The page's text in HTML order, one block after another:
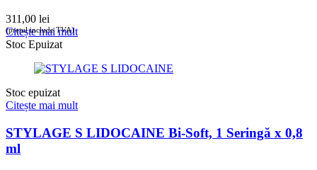
311,00 lei
(prețul include TVA)
Citește mai mult
Stoc Epuizat
Stoc epuizat
Citește mai mult
STYLAGE S LIDOCAINE Bi-Soft, 1 Seringă x 0,8
ml